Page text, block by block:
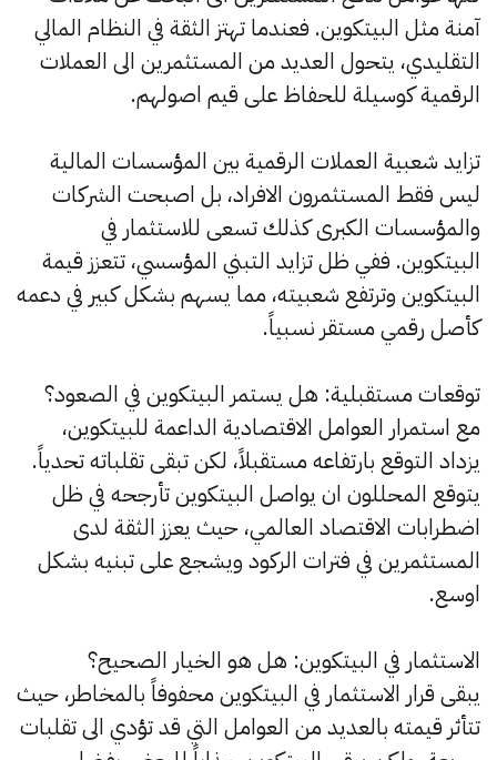
آمنة مثل البيتكوين. فعندما تهتز الثقة في النظام المالي
التقليدي، يتحول العديد من المستثمرين الى العملات
الرقمية كوسيلة للحفاظ على قيم اصولهم.
تزايد شعبية العملات الرقمية بين المؤسسات المالية
ليس فقط المستثمرون الافراد، بل اصبحت الشركات
والمؤسسات الكبرى كذلك تسعى للاستثمار في
البيتكوين. ففي ظل تزايد التبني المؤسسي، تتعزز قيمة
البيتكوين وترتفع شعبيته، مما يسهم بشكل كبير في دعمه
كأصل رقمي مستقر نسبياً.
توقعات مستقبلية: هل يستمر البيتكوين في الصعود؟
مع استمرار العوامل الاقتصادية الداعمة للبيتكوين،
يزداد التوقع بارتفاعه مستقبلاً، لكن تبقى تقلباته تحدياً.
يتوقع المحللون ان يواصل البيتكوين تأرجحه في ظل
اضطرابات الاقتصاد العالمي، حيث يعزز الثقة لدى
المستثمرين في فترات الركود ويشجع على تبنيه بشكل
اوسع.
الاستثمار في البيتكوين: هل هو الخيار الصحيح؟
يبقى قرار الاستثمار في البيتكوين محفوفاً بالمخاطر، حيث
تتأثر قيمته بالعديد من العوامل التي قد تؤدي الى تقلبات